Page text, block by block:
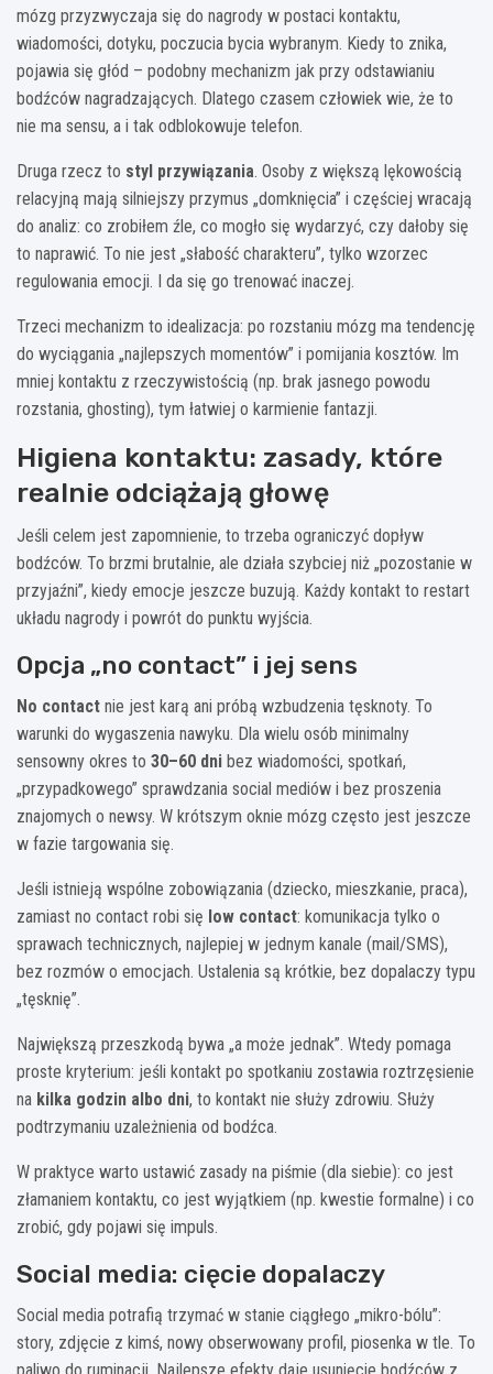
mózg przyzwyczaja się do nagrody w postaci kontaktu,
wiadomości, dotyku, poczucia bycia wybranym. Kiedy to znika,
pojawia się głód – podobny mechanizm jak przy odstawianiu
bodźców nagradzających. Dlatego czasem człowiek wie, że to
nie ma sensu, a i tak odblokowuje telefon.
Druga rzecz to styl przywiązania. Osoby z większą lękowością
relacyjną mają silniejszy przymus „domknięcia” i częściej wracają
do analiz: co zrobiłem źle, co mogło się wydarzyć, czy dałoby się
to naprawić. To nie jest „słabość charakteru”, tylko wzorzec
regulowania emocji. I da się go trenować inaczej.
Trzeci mechanizm to idealizacja: po rozstaniu mózg ma tendencję
do wyciągania „najlepszych momentów” i pomijania kosztów. Im
mniej kontaktu z rzeczywistością (np. brak jasnego powodu
rozstania, ghosting), tym łatwiej o karmienie fantazji.
Higiena kontaktu: zasady, które
realnie odciążają głowę
Jeśli celem jest zapomnienie, to trzeba ograniczyć dopływ
bodźców. To brzmi brutalnie, ale działa szybciej niż „pozostanie w
przyjaźni”, kiedy emocje jeszcze buzują. Każdy kontakt to restart
układu nagrody i powrót do punktu wyjścia.
Opcja „no contact” i jej sens
No contact nie jest karą ani próbą wzbudzenia tęsknoty. To
warunki do wygaszenia nawyku. Dla wielu osób minimalny
sensowny okres to 30–60 dni bez wiadomości, spotkań,
„przypadkowego” sprawdzania social mediów i bez proszenia
znajomych o newsy. W krótszym oknie mózg często jest jeszcze
w fazie targowania się.
Jeśli istnieją wspólne zobowiązania (dziecko, mieszkanie, praca),
zamiast no contact robi się low contact: komunikacja tylko o
sprawach technicznych, najlepiej w jednym kanale (mail/SMS),
bez rozmów o emocjach. Ustalenia są krótkie, bez dopalaczy typu
„tęsknię”.
Największą przeszkodą bywa „a może jednak”. Wtedy pomaga
proste kryterium: jeśli kontakt po spotkaniu zostawia roztrzęsienie
na kilka godzin albo dni, to kontakt nie służy zdrowiu. Służy
podtrzymaniu uzależnienia od bodźca.
W praktyce warto ustawić zasady na piśmie (dla siebie): co jest
złamaniem kontaktu, co jest wyjątkiem (np. kwestie formalne) i co
zrobić, gdy pojawi się impuls.
Social media: cięcie dopalaczy
Social media potrafią trzymać w stanie ciągłego „mikro-bólu”:
story, zdjęcie z kimś, nowy obserwowany profil, piosenka w tle. To
paliwo do ruminacji. Najlepsze efekty daje usunięcie bodźców z